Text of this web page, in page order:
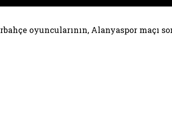
oyuncularının, Alanyaspor maçı